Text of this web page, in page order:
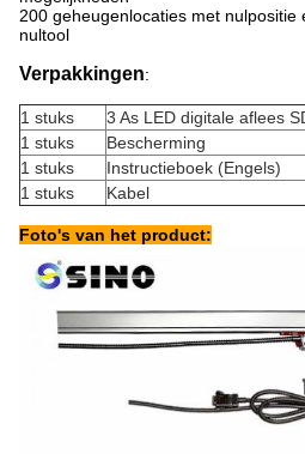
200 geheugenlocaties met nulpositie
nultool
Verpakkingen:
1 stuks
3 As LED digitale aflees
1 stuks
Bescherming
1 stuks
Instructieboek (Engels)
1 stuks
Kabel
Foto's van het product: